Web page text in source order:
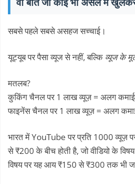
सबसे पहले सबसे असहज सच्चाई।
यूट्यूब पर पैसा व्यूज से नहीं, बल्कि व्यूज के
मतलब?
कुकिंग चैनल पर 1 लाख व्यूज़ = अलग
फाइनेंस चैनल पर 1 लाख व्यूज़ = अलग
भारत में YouTube पर प्रति 1000
से ₹200 के बीच होती है, जो वीडियो के विषय
विषय पर यह आय ₹150 से ₹300 तक भी